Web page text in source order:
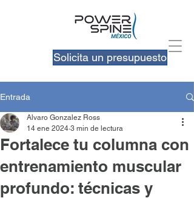
Solicita un presupuesto
Entrada
Fortalece tu columna con
entrenamiento muscular
profundo: técnicas y
Alvaro Gonzalez Ross
14 ene 2024 3 min de lectura